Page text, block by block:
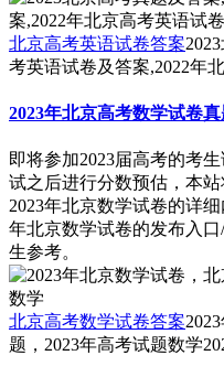
北京高考英语试卷答案
考英语试卷及答案,2022年
2023年北京高考数学试卷真
即将参加2023届高考的考
试之后进行分数预估，本
2023年北京数学试卷的详
年北京数学试卷的发布入
生参考。
北京高考数学试卷答案
题，2023年高考试题数学